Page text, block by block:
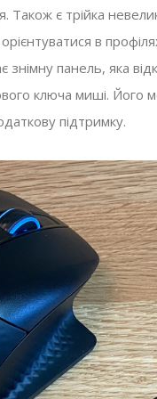
Також є трійка
в
панель, яка
ключа миші. Його
підтримку.